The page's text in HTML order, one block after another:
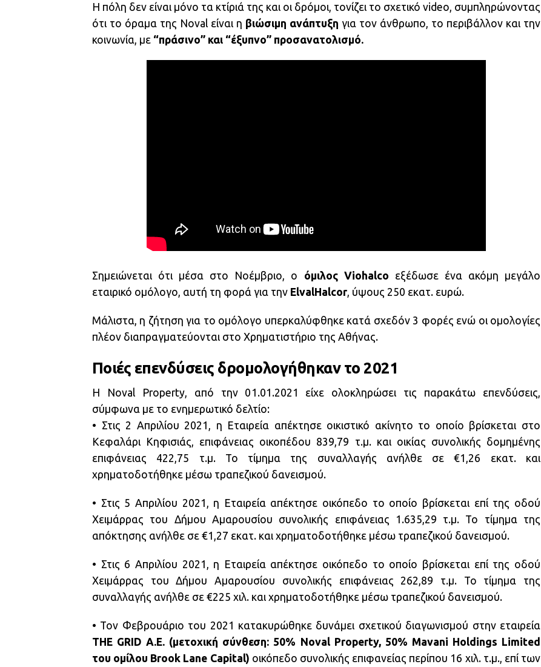
Η πόλη δεν είναι μόνο τα κτίριά της και οι δρόμοι, τονίζει το σχετικό video, συμπληρώνοντας
ότι το όραμα της Noval είναι η βιώσιμη ανάπτυξη για τον άνθρωπο, το περιβάλλον και την
κοινωνία, με “πράσινο” και “έξυπνο” προσανατολισμό.
Σημειώνεται ότι μέσα στο Νοέμβριο, ο όμιλος Viohalco εξέδωσε ένα ακόμη μεγάλο
εταιρικό ομόλογο, αυτή τη φορά για την ElvalHalcor , ύψους 250 εκατ. ευρώ.
Μάλιστα, η ζήτηση για το ομόλογο υπερκαλύφθηκε κατά σχεδόν 3 φορές ενώ οι ομολογίες
πλέον διαπραγματεύονται στο Χρηματιστήριο της Αθήνας.
Ποιές επενδύσεις δρομολογήθηκαν το 2021
Η Noval Property, από την 01.01.2021 είχε ολοκληρώσει τις παρακάτω επενδύσεις,
σύμφωνα με το ενημερωτικό δελτίο:
• Στις 2 Απριλίου 2021, η Εταιρεία απέκτησε οικιστικό ακίνητο το οποίο βρίσκεται στο
Κεφαλάρι Κηφισιάς, επιφάνειας οικοπέδου 839,79 τ.μ. και οικίας συνολικής δομημένης
επιφάνειας 422,75 τ.μ. Το τίμημα της συναλλαγής ανήλθε σε €1,26 εκατ. και
χρηματοδοτήθηκε μέσω τραπεζικού δανεισμού.
• Στις 5 Απριλίου 2021, η Εταιρεία απέκτησε οικόπεδο το οποίο βρίσκεται επί της οδού
Χειμάρρας του Δήμου Αμαρουσίου συνολικής επιφάνειας 1.635,29 τ.μ. Το τίμημα της
απόκτησης ανήλθε σε €1,27 εκατ. και χρηματοδοτήθηκε μέσω τραπεζικού δανεισμού.
• Στις 6 Απριλίου 2021, η Εταιρεία απέκτησε οικόπεδο το οποίο βρίσκεται επί της οδού
Χειμάρρας του Δήμου Αμαρουσίου συνολικής επιφάνειας 262,89 τ.μ. Το τίμημα της
συναλλαγής ανήλθε σε €225 χιλ. και χρηματοδοτήθηκε μέσω τραπεζικού δανεισμού.
• Τον Φεβρουάριο του 2021 κατακυρώθηκε δυνάμει σχετικού διαγωνισμού στην εταιρεία
THE GRID Α.Ε. (μετοχική σύνθεση: 50% Noval Property, 50% Mavani Holdings Limited
του ομίλου Brook Lane Capital) οικόπεδο συνολικής επιφανείας περίπου 16 χιλ. τ.μ., επί των